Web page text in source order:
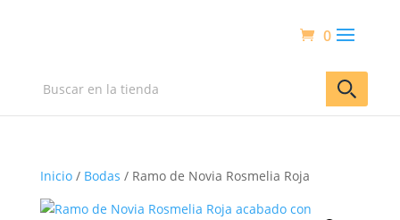
0
Inicio/ Bodas / Ramo de Novia Rosmelia Roja